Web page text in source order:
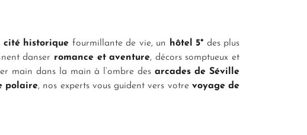
cité historique fourmillante de vie, un hôtel 5* des plus
danser romance et aventure, décors somptueux et
main dans la main à l’ombre desarcades de Séville
polaire, nos experts vous guident vers votre voyage de